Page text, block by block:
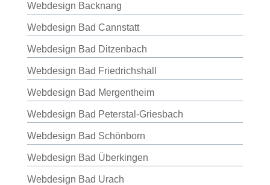
Webdesign Backnang
Webdesign Bad Cannstatt
Webdesign Bad Ditzenbach
Webdesign Bad Friedrichshall
Webdesign Bad Mergentheim
Webdesign Bad Peterstal-Griesbach
Webdesign Bad Schönborn
Webdesign Bad Überkingen
Webdesign Bad Urach